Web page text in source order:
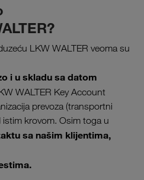
LKW WALTER veoma su
i u skladu sa datom
WALTER Key Account
prevoza (transportni
krovom. Osim toga u
sa našim klijentima,